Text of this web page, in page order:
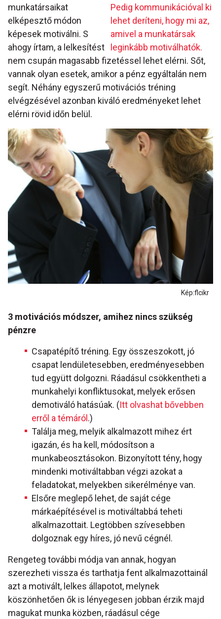
Pedig kommunikációval ki
lehet deríteni, hogy mi az,
amivel a munkatársak
leginkább motiválhatók.
munkatársaikat
elképesztő módon
képesek motiválni. S
ahogy írtam, a lelkesítést
nem csupán magasabb fizetéssel lehet elérni. Sőt,
vannak olyan esetek, amikor a pénz egyáltalán nem
segít. Néhány egyszerű motivációs tréning
elvégzésével azonban kiváló eredményeket lehet
elérni rövid időn belül.
Kép:flcikr
3 motivációs módszer, amihez nincs szükség
pénzre
Csapatépítő tréning. Egy összeszokott, jó
csapat lendületesebben, eredményesebben
tud együtt dolgozni. Ráadásul csökkentheti a
munkahelyi konfliktusokat, melyek erősen
demotiváló hatásúak. (Itt olvashat bővebben
erről a témáról .)
Találja meg, melyik alkalmazott mihez ért
igazán, és ha kell, módosítson a
munkabeosztásokon. Bizonyított tény, hogy
mindenki motiváltabban végzi azokat a
feladatokat, melyekben sikerélménye van.
Elsőre meglepő lehet, de saját cége
márkaépítésével is motiváltabbá teheti
alkalmazottait. Legtöbben szívesebben
dolgoznak egy híres, jó nevű cégnél.
Rengeteg további módja van annak, hogyan
szerezheti vissza és tarthatja fent alkalmazottainál
azt a motivált, lelkes állapotot, melynek
köszönhetően ők is lényegesen jobban érzik majd
magukat munka közben, ráadásul cége